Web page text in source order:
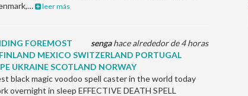
leer más
sengahace alrededor de 4 horas
FOREMOST
MEXICO SWITZERLAND PORTUGAL
UKRAINE SCOTLAND NORWAY
black magic voodoo spell caster in the world today
overnight in sleep EFFECTIVE DEATH SPELL